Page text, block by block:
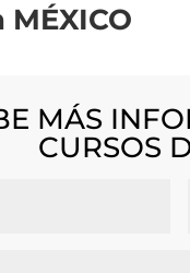
MÉXICO
MÁS
CURSOS